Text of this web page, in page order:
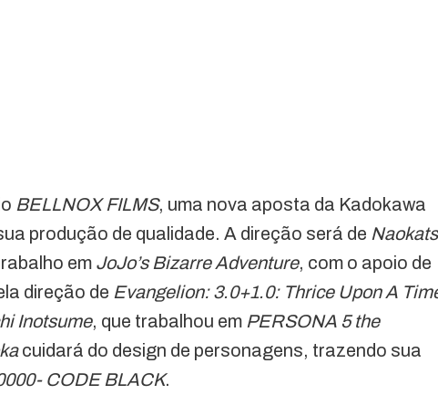
BELLNOX FILMS, uma nova aposta da Kadokawa
produção de qualidade. A direção será de
em JoJo’s Bizarre Adventure, com o apoio de
direção de Evangelion: 3.0+1.0: Thrice Upon A
Inotsume, que trabalhou em PERSONA 5 the
cuidará do design de personagens, trazendo sua
CODE BLACK.